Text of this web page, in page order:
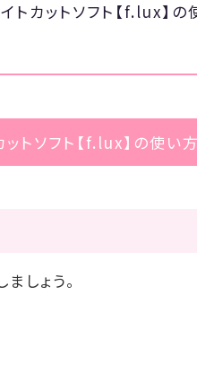
カットソフト【f.lux】の
トソフト【f.lux】の使い方
しょう。